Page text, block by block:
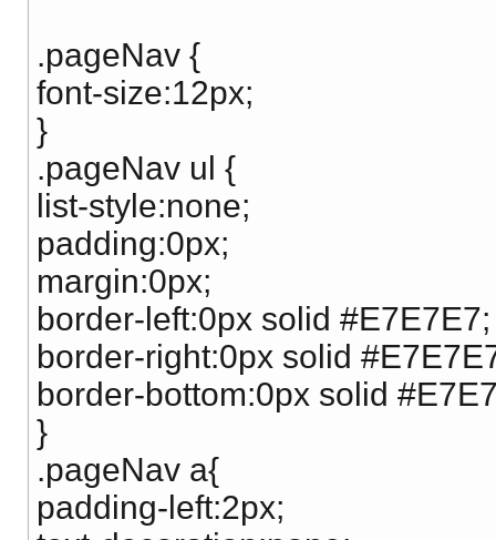
.pageNav {
font-size:12px;
}
.pageNav ul {
list-style:none;
padding:0px;
margin:0px;
border-left:0px solid #E7E7E7;
border-right:0px solid
border-bottom:0px solid
}
.pageNav a{
padding-left:2px;